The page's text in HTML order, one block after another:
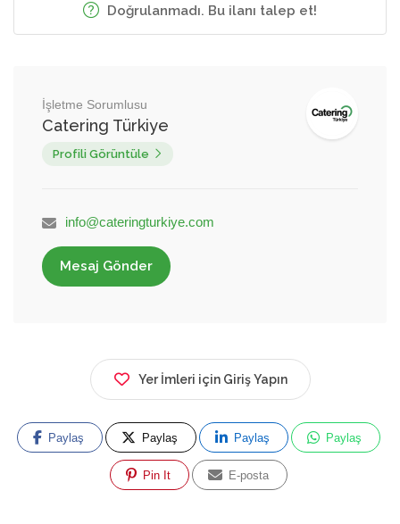
Doğrulanmadı. Bu ilanı talep et!
İşletme Sorumlusu
Catering Türkiye
Profili Görüntüle
info@cateringturkiye.com
Mesaj Gönder
Yer İmleri için Giriş Yapın
Paylaş Paylaş Paylaş Paylaş
Pin It E-posta